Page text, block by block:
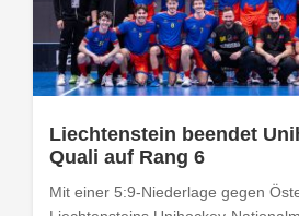
Liechtenstein beendet
Quali auf Rang 6
Mit einer 5:9-Niederlage gegen